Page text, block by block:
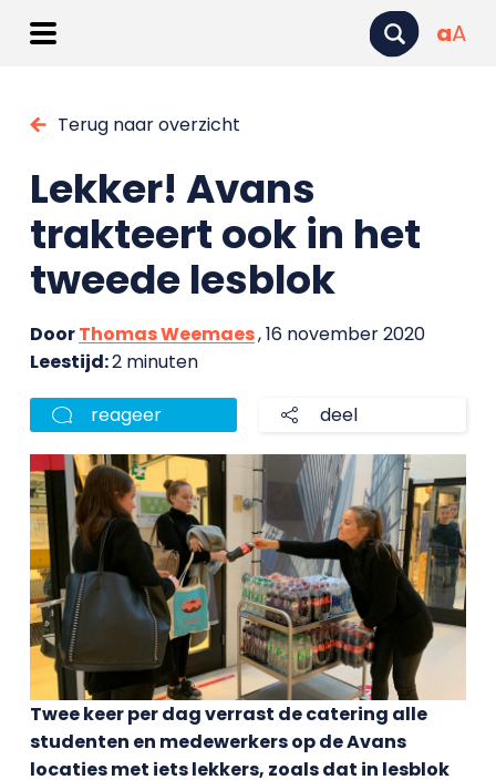
aA
Terug naar overzicht
Lekker! Avans
trakteert ook in het
tweede lesblok
DoorThomas Weemaes, 16 november 2020
Leestijd:2 minuten
reageer deel
Twee keer per dag verrast de catering alle
studenten en medewerkers op de Avans
locaties met iets lekkers, zoals dat in lesblok